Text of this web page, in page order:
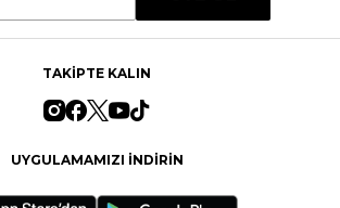
TAKİPTE KALIN
UYGULAMAMIZI İNDİRİN